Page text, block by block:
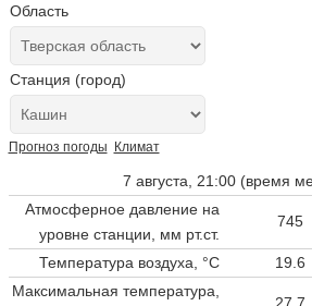
Область
Станция (город)
Прогноз погоды Климат
7 августа, 21:00 (время
Атмосферное давление на
уровне станции, мм рт.ст.
745
Температура воздуха, °C
19.6
Максимальная температура,
27.7